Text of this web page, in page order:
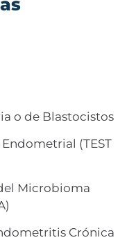
o de Blastocistos
(TEST
Microbioma
Crónica